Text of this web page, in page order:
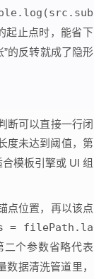
起止点时，能省下
的反转就成了隐形
断可以直接一行闭
度未达到阈值，第
模板引擎或 UI 组
点位置，再以该点
= filePath.la
二个参数省略代表
据清洗管道里，